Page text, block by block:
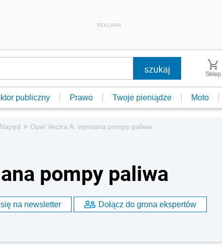
REKLAMA
Sklep
publiczny Prawo Twoje pieniądze Moto
Napęd » Opel Vectra A: wymiana pompy paliwa
pompy paliwa
na newsletter Dołącz do grona ekspertów